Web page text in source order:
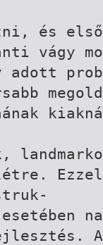
és
vágy
adott